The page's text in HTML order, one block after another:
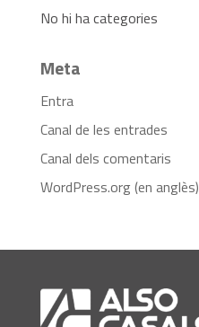
No hi ha categories
Meta
Entra
Canal de les entrades
Canal dels comentaris
WordPress.org (en anglès)